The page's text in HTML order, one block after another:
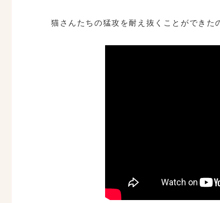
猫さんたちの猛攻を耐え抜くことができ